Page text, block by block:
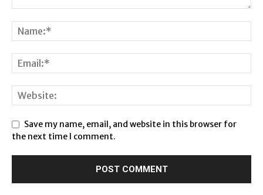
Save my name, email, and website in this browser for
the next time I comment.